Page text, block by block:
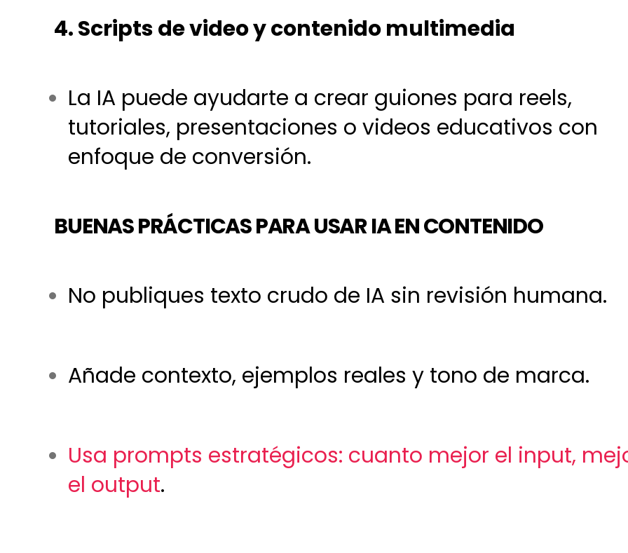
4. Scripts de video y contenido multimedia
La IA puede ayudarte a crear guiones para reels,
tutoriales, presentaciones o videos educativos con
enfoque de conversión.
BUENAS PRÁCTICAS PARA USAR IA EN CONTENIDO
No publiques texto crudo de IA sin revisión humana.
Añade contexto, ejemplos reales y tono de marca.
Usa prompts estratégicos: cuanto mejor el input,
el output.